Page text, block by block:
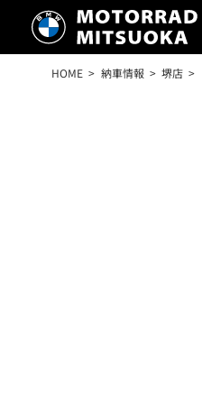
HOME 納車情報 堺店